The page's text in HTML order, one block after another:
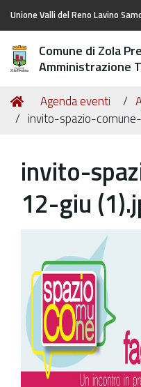
Unione Valli del Reno Lavino
Comune di Zola
Amministrazione
Tu
sei
Home
Agenda eventi
invito-spazio-
invito-
12-giu